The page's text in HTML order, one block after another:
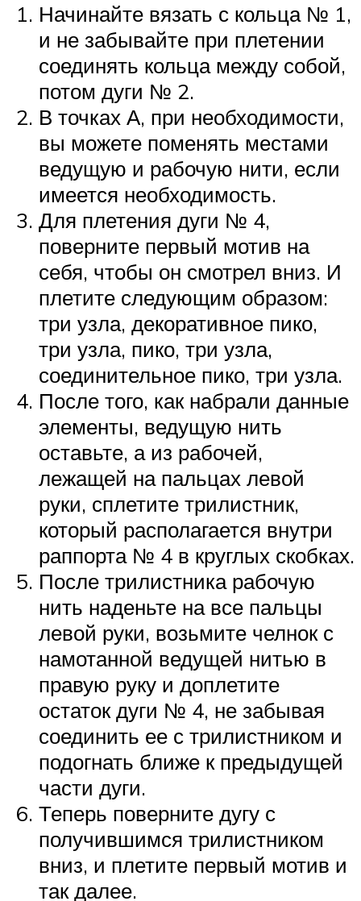
Начинайте вязать с кольца № 1,
и не забывайте при плетении
соединять кольца между собой,
потом дуги № 2.
В точках А, при необходимости,
вы можете поменять местами
ведущую и рабочую нити, если
имеется необходимость.
Для плетения дуги № 4,
поверните первый мотив на
себя, чтобы он смотрел вниз. И
плетите следующим образом:
три узла, декоративное пико,
три узла, пико, три узла,
соединительное пико, три узла.
После того, как набрали данные
элементы, ведущую нить
оставьте, а из рабочей,
лежащей на пальцах левой
руки, сплетите трилистник,
который располагается внутри
раппорта № 4 в круглых скобках.
После трилистника рабочую
нить наденьте на все пальцы
левой руки, возьмите челнок с
намотанной ведущей нитью в
правую руку и доплетите
остаток дуги № 4, не забывая
соединить ее с трилистником и
подогнать ближе к предыдущей
части дуги.
Теперь поверните дугу с
получившимся трилистником
вниз, и плетите первый мотив и
так далее.